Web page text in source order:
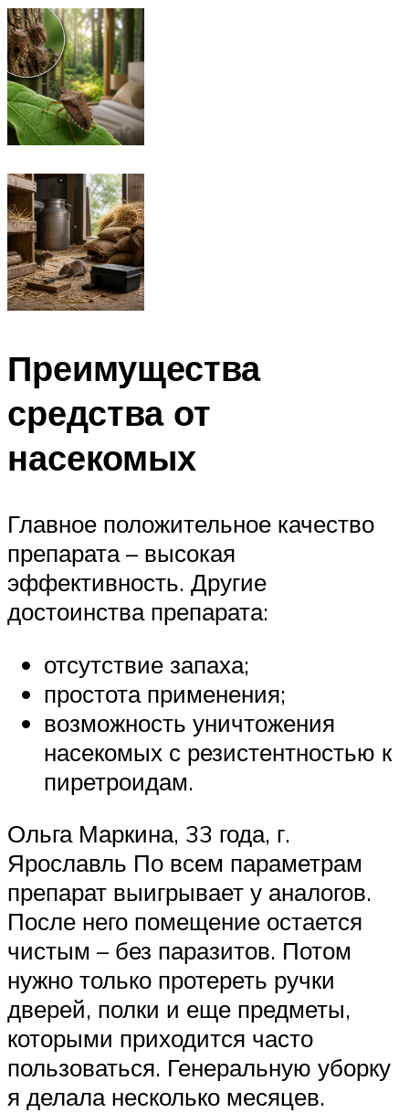
Преимущества
средства от
насекомых
Главное положительное качество
препарата – высокая
эффективность. Другие
достоинства препарата:
отсутствие запаха;
простота применения;
возможность уничтожения
насекомых с резистентностью к
пиретроидам.
Ольга Маркина, 33 года, г.
Ярославль По всем параметрам
препарат выигрывает у аналогов.
После него помещение остается
чистым – без паразитов. Потом
нужно только протереть ручки
дверей, полки и еще предметы,
которыми приходится часто
пользоваться. Генеральную уборку
я делала несколько месяцев.